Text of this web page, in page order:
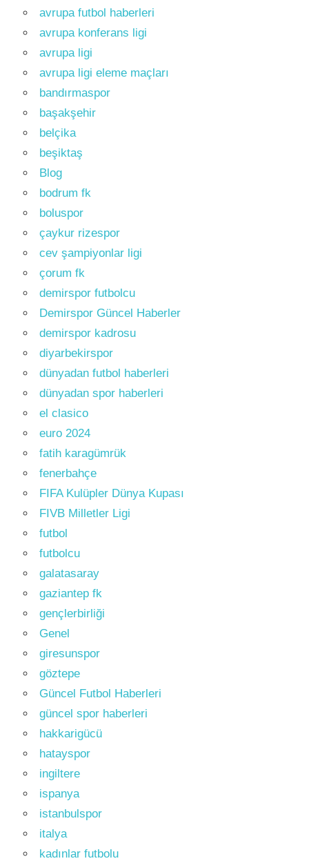
avrupa futbol haberleri
avrupa konferans ligi
avrupa ligi
avrupa ligi eleme maçları
bandırmaspor
başakşehir
belçika
beşiktaş
Blog
bodrum fk
boluspor
çaykur rizespor
cev şampiyonlar ligi
çorum fk
demirspor futbolcu
Demirspor Güncel Haberler
demirspor kadrosu
diyarbekirspor
dünyadan futbol haberleri
dünyadan spor haberleri
el clasico
euro 2024
fatih karagümrük
fenerbahçe
FIFA Kulüpler Dünya Kupası
FIVB Milletler Ligi
futbol
futbolcu
galatasaray
gaziantep fk
gençlerbirliği
Genel
giresunspor
göztepe
Güncel Futbol Haberleri
güncel spor haberleri
hakkarigücü
hatayspor
ingiltere
ispanya
istanbulspor
italya
kadınlar futbolu